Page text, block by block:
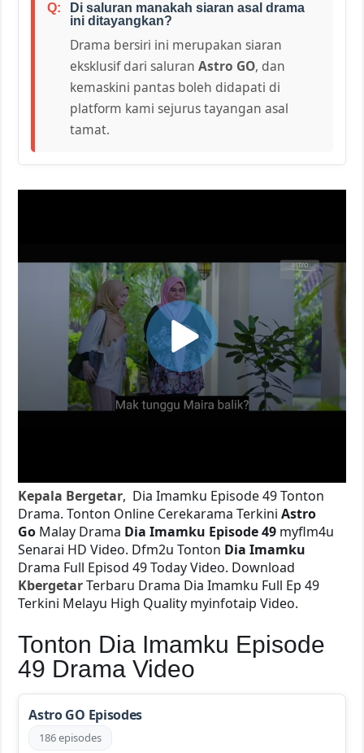
Di saluran manakah siaran asal drama
ini ditayangkan?
Drama bersiri ini merupakan siaran
eksklusif dari saluranAstro GO, dan
kemaskini pantas boleh didapati di
platform kami sejurus tayangan asal
tamat.
Kepala Bergetar, Dia Imamku Episode 49 Tonton
Drama. Tonton Online Cerekarama TerkiniAstro
Go Malay Drama Dia Imamku Episode 49 myflm4u
Senarai HD Video. Dfm2u Tonton Dia Imamku
Drama Full Episod 49 Today Video. Download
KbergetarTerbaru Drama Dia Imamku Full Ep 49
Terkini Melayu High Quality myinfotaip Video.
Tonton Dia Imamku Episode
49 Drama Video
Astro GO Episodes
186 episodes